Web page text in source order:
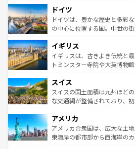
せる。地方によって風土や気
性で訪
ンテンツ一覧を参照してほし
で、幅広い魅力が詰まってい
聖堂、美しいビーチ、そして
から魅了する。また、フラン
いる。シャンパンの発祥地で
香り高いラベンダー畑など、
らに、パリ以外の地域にも魅
れる地方に足を運ぶとそれぞ
きるだろう。 なお、新
を参照してほしい。
ドイツ
ドイツは、豊かな歴史と多彩
の中心に位置する国。中世の
顔を持つこの国は、どこを歩
ルリンの文化的活気、バイエ
してライン川沿いのワイン畑
は、お酒好きな人にはぜひ体験してほし
ドイツ情報はコンテンツ一覧
イギリス
イギリスは、古きよき伝統と
トミンスター寺院や大英博物
リアごとに異なる魅力がある
ティー、ビール好きにはたま
戦など、本場だからこそでき
ンツ一覧を参照してほしい。
スイス
スイスの国土面積は九州ほど
な交通網が整備されており、
の建物がそのまま残る町や、
博物館もあり、アルプス観光
ことができる。国民の所得が
アメリカ
アメリカ合衆国は、広大な土
東海岸の都市部から西海岸の